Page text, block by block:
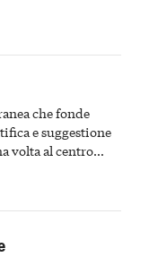
che fonde
e suggestione
volta al centro
astigiano